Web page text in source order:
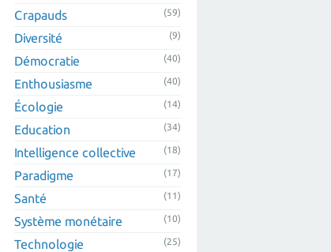
Crapauds
(59)
Diversité (9)
Démocratie (40)
Enthousiasme (40)
Écologie (14)
Education (34)
Intelligence collective (18)
Paradigme (17)
Santé (11)
Système monétaire (10)
Technologie (25)